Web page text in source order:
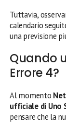
Tuttavia,
calendario
una previsione
Quando
Errore 4?
Al momento
ufficiale di Uno
pensare che la